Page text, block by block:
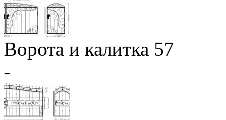
Ворота и калитка 57
-